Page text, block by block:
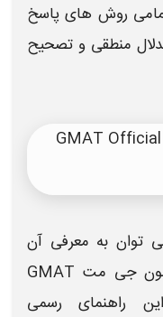
روش های پاسخ
منطقی و تصحیح
راهنمای رسمی آزمون جی مت GMAT Official
توان به معرفی آن
جی مت GMAT
راهنمای رسمی